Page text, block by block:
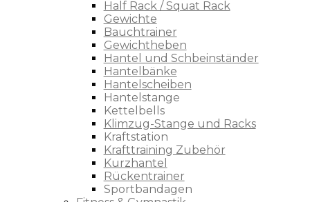
Half Rack / Squat Rack
Gewichte
Bauchtrainer
Gewichtheben
Hantel und Schbeinständer
Hantelbänke
Hantelscheiben
Hantelstange
Kettelbells
Klimzug-Stange und Racks
Kraftstation
Krafttraining Zubehör
Kurzhantel
Rückentrainer
Sportbandagen